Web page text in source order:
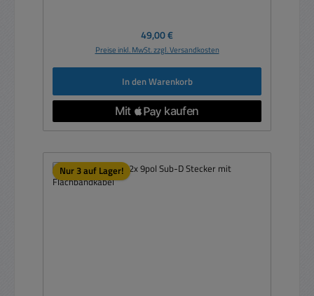
Regulärer Preis:
49,00 €
Preise inkl. MwSt. zzgl. Versandkosten
In den Warenkorb
Nur 3 auf Lager!